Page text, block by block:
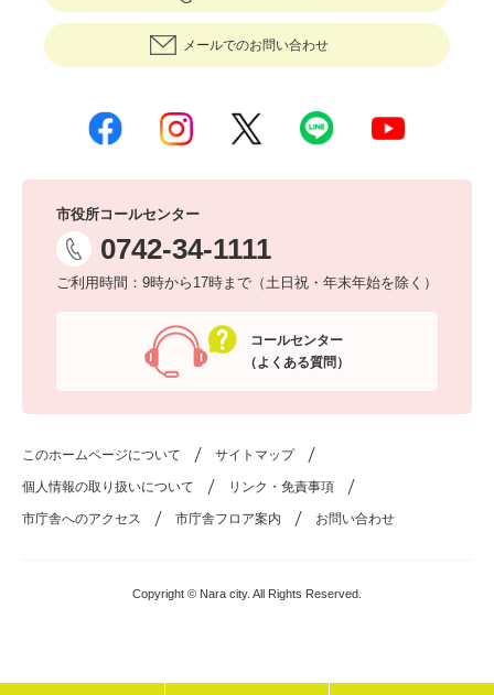
メールでのお問い合わせ
市役所コールセンター
0742-34-1111
ご利用時間：9時から17時まで（土日祝・年末年始を除く）
コールセンター
（よくある質問）
このホームページについて サイトマップ
個人情報の取り扱いについて リンク・免責事項
市庁舎へのアクセス 市庁舎フロア案内 お問い合わせ
Copyright © Nara city. All Rights Reserved.